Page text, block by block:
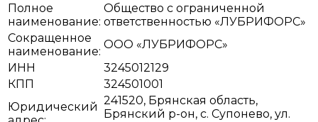
Полное
наименование:
Общество с ограниченной
ответственностью «ЛУБРИФОРС»
Сокращенное
наименование:
ООО «ЛУБРИФОРС»
ИНН
3245012129
КПП
324501001
Юридический 241520, Брянская область,
Брянский р-он, с. Супонево, ул.